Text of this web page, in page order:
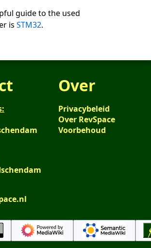
guide to the used
is STM32.
Over
Privacybeleid
Over RevSpace
Voorbehoud